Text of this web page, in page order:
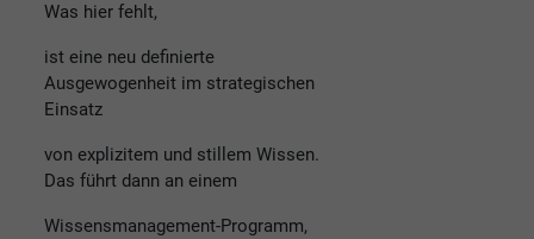
Was hier fehlt,
ist eine neu definierte
Ausgewogenheit im strategischen
Einsatz
von explizitem und stillem Wissen.
Das führt dann an einem
Wissensmanagement-Programm,